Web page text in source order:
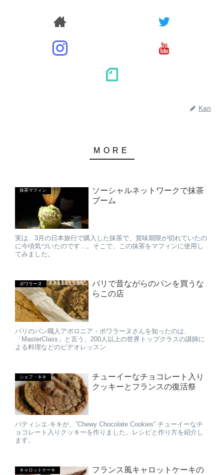
Kan
抹茶マフィン
ソーシャルネットワークで抹茶
ブーム
実は、3月の日本旅行で購入した抹茶で、賞味期限が切れていたの
に今頃気づいたのです…。そこで、この抹茶をマフィンに使用し
てみました。
ポワラーヌ
パリで昔ながらのパンを買うな
らこの店
パリのパン職人アポロニア・ポワラーヌさんを知ったのは、
「MasterClass」と言う、200人以上の世界トップクラスの講師に
よる料理などのビデオレッスン
シェフ・キキ
チューイーなチョコレート入り
クッキーとフランスの復活祭
パティシエ·キキが、”Chewy Chocolate Cookies” チューイーなチ
ョコレート入りクッキーを作りました。レシピと作り方を紹介し
ます。
キャロットケーキ
フランス風キャロットケーキの